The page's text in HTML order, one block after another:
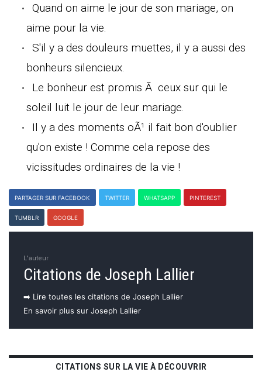
Quand on aime le jour de son mariage, on
aime pour la vie.
S'il y a des douleurs muettes, il y a aussi des
bonheurs silencieux.
Le bonheur est promis Ã ceux sur qui le
soleil luit le jour de leur mariage.
Il y a des moments oÃ¹ il fait bon d'oublier
qu'on existe ! Comme cela repose des
vicissitudes ordinaires de la vie !
PARTAGER SUR FACEBOOK TWITTER WHATSAPP PINTEREST
TUMBLR GOOGLE
L'auteur
Citations de Joseph Lallier
➡️ Lire toutes les citations de Joseph Lallier
En savoir plus sur Joseph Lallier
CITATIONS SUR LA VIE À DÉCOUVRIR